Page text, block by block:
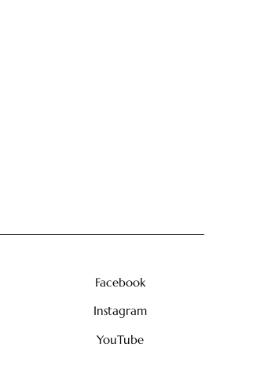
Facebook
Instagram
YouTube